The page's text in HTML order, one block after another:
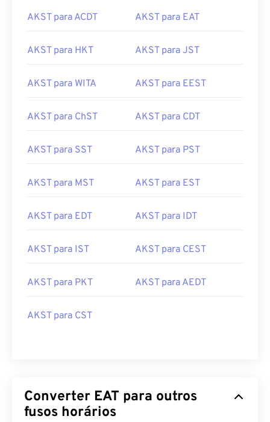
AKST para ACDT AKST para EAT
AKST para HKT AKST para JST
AKST para WITA AKST para EEST
AKST para ChST AKST para CDT
AKST para SST AKST para PST
AKST para MST AKST para EST
AKST para EDT AKST para IDT
AKST para IST AKST para CEST
AKST para PKT AKST para AEDT
AKST para CST
Converter EAT para outros
fusos horários